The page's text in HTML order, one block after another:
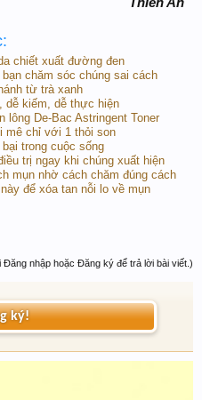
chiết xuất đường đen
chăm sóc chúng sai cách
từ trà xanh
dễ kiếm, dễ thực hiện
lông De-Bac Astringent Toner
mê chỉ với 1 thỏi son
trong cuộc sống
trị ngay khi chúng xuất hiện
mụn nhờ cách chăm đúng cách
để xóa tan nỗi lo về mụn
Đăng nhập hoặc Đăng ký để trả lời bài viết.)
ký!